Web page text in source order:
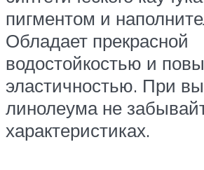
пигментом и
Обладает прекрасной
водостойкостью и
эластичностью. При
линолеума не
характеристиках.